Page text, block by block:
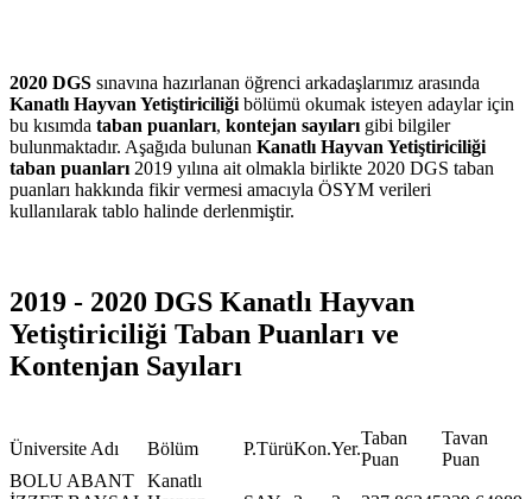
2020 DGS sınavına hazırlanan öğrenci arkadaşlarımız arasında
Kanatlı Hayvan Yetiştiriciliği bölümü okumak isteyen adaylar için
bu kısımda taban puanları, kontejan sayıları gibi bilgiler
bulunmaktadır. Aşağıda bulunan Kanatlı Hayvan Yetiştiriciliği
taban puanları 2019 yılına ait olmakla birlikte 2020 DGS taban
puanları hakkında fikir vermesi amacıyla ÖSYM verileri
kullanılarak tablo halinde derlenmiştir.
2019 - 2020 DGS Kanatlı Hayvan
Yetiştiriciliği Taban Puanları ve
Kontenjan Sayıları
Üniversite Adı Bölüm P.TürüKon.Yer.
Taban
Puan
Tavan
Puan
BOLU ABANT
Kanatlı